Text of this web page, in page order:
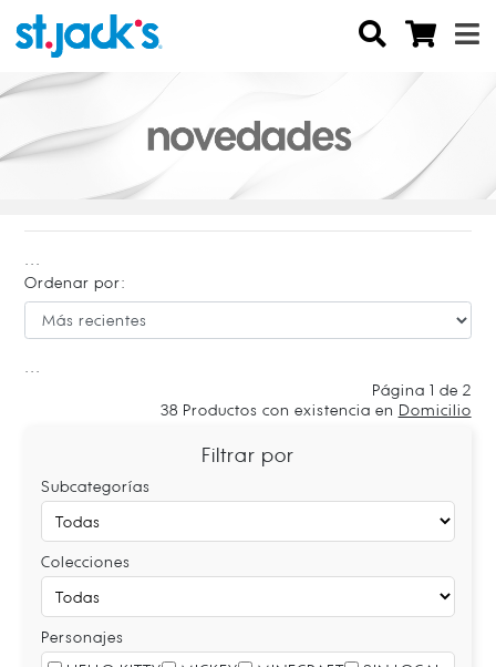
Ordenar por:
Página 1 de 2
38 Productos con existencia en Domicilio
Filtrar por
Subcategorías
Colecciones
Personajes